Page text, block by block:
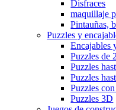
Disfraces
maquillaje
Pintauñas,
Puzzles y
Encajables
Puzzles de
Puzzles
Puzzles
Puzzles
Puzzles 3D